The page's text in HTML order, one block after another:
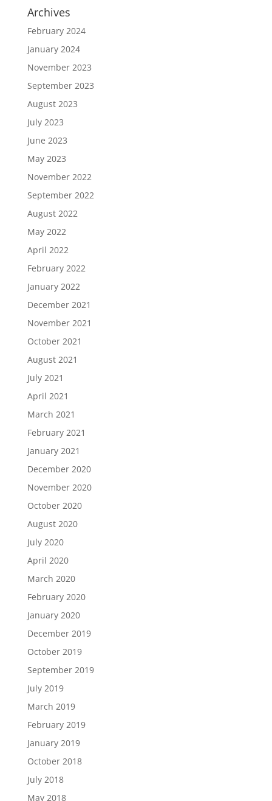
Archives
February 2024
January 2024
November 2023
September 2023
August 2023
July 2023
June 2023
May 2023
November 2022
September 2022
August 2022
May 2022
April 2022
February 2022
January 2022
December 2021
November 2021
October 2021
August 2021
July 2021
April 2021
March 2021
February 2021
January 2021
December 2020
November 2020
October 2020
August 2020
July 2020
April 2020
March 2020
February 2020
January 2020
December 2019
October 2019
September 2019
July 2019
March 2019
February 2019
January 2019
October 2018
July 2018
May 2018